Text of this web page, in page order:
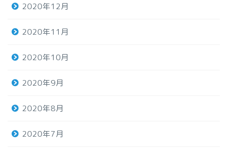
2020年12月
2020年11月
2020年10月
2020年9月
2020年8月
2020年7月